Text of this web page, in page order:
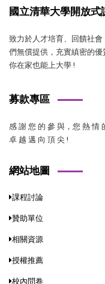
國立清華大學開放式
致力於人才培育、回饋社
們無償提供，充實縝密的
你在家也能上大學 !
募款專區
感 謝 您 的 參 與，您 熱 情
卓 越 邁 向 頂 尖 !
網站地圖
課程討論
贊助單位
相關資源
授權推薦
校內問卷